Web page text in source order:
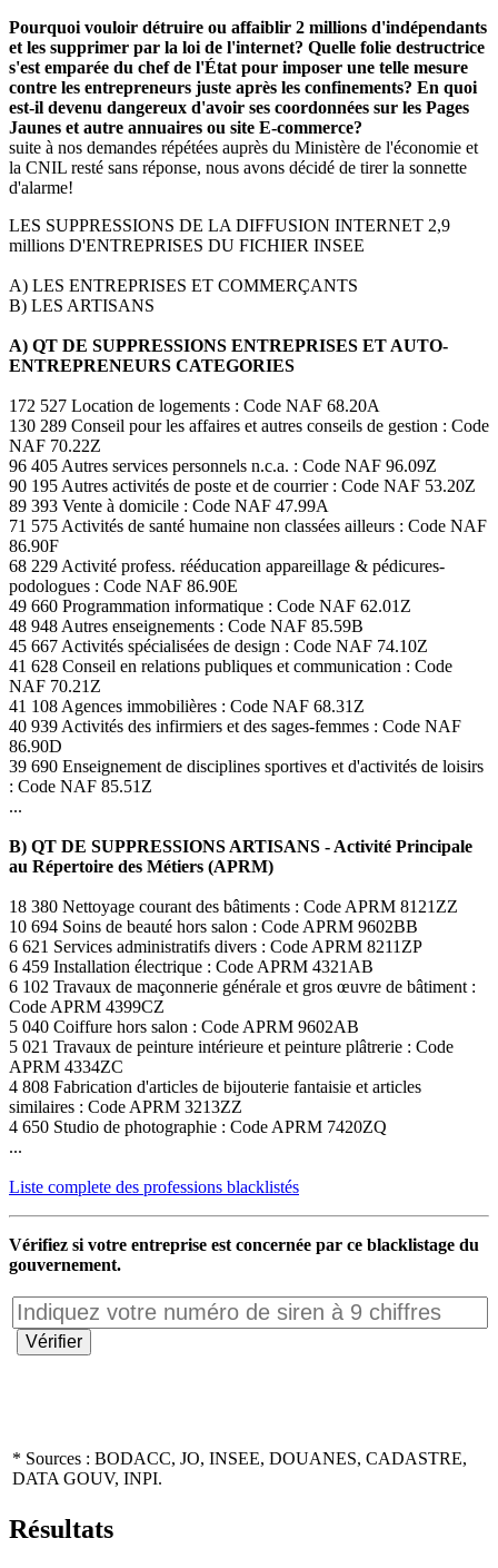
Pourquoi vouloir détruire ou affaiblir 2 millions d'indépendants
et les supprimer par la loi de l'internet? Quelle folie destructrice
s'est emparée du chef de l'État pour imposer une telle mesure
contre les entrepreneurs juste après les confinements? En quoi
est-il devenu dangereux d'avoir ses coordonnées sur les Pages
Jaunes et autre annuaires ou site E-commerce?
suite à nos demandes répétées auprès du Ministère de l'économie et
la CNIL resté sans réponse, nous avons décidé de tirer la sonnette
d'alarme!
LES SUPPRESSIONS DE LA DIFFUSION INTERNET 2,9
millions D'ENTREPRISES DU FICHIER INSEE
A) LES ENTREPRISES ET COMMERÇANTS
B) LES ARTISANS
A) QT DE SUPPRESSIONS ENTREPRISES ET AUTO-
ENTREPRENEURS CATEGORIES
172 527 Location de logements : Code NAF 68.20A
130 289 Conseil pour les affaires et autres conseils de gestion : Code
NAF 70.22Z
96 405 Autres services personnels n.c.a. : Code NAF 96.09Z
90 195 Autres activités de poste et de courrier : Code NAF 53.20Z
89 393 Vente à domicile : Code NAF 47.99A
71 575 Activités de santé humaine non classées ailleurs : Code NAF
86.90F
68 229 Activité profess. rééducation appareillage & pédicures-
podologues : Code NAF 86.90E
49 660 Programmation informatique : Code NAF 62.01Z
48 948 Autres enseignements : Code NAF 85.59B
45 667 Activités spécialisées de design : Code NAF 74.10Z
41 628 Conseil en relations publiques et communication : Code
NAF 70.21Z
41 108 Agences immobilières : Code NAF 68.31Z
40 939 Activités des infirmiers et des sages-femmes : Code NAF
86.90D
39 690 Enseignement de disciplines sportives et d'activités de loisirs
: Code NAF 85.51Z
...
B) QT DE SUPPRESSIONS ARTISANS - Activité Principale
au Répertoire des Métiers (APRM)
18 380 Nettoyage courant des bâtiments : Code APRM 8121ZZ
10 694 Soins de beauté hors salon : Code APRM 9602BB
6 621 Services administratifs divers : Code APRM 8211ZP
6 459 Installation électrique : Code APRM 4321AB
6 102 Travaux de maçonnerie générale et gros œuvre de bâtiment :
Code APRM 4399CZ
5 040 Coiffure hors salon : Code APRM 9602AB
5 021 Travaux de peinture intérieure et peinture plâtrerie : Code
APRM 4334ZC
4 808 Fabrication d'articles de bijouterie fantaisie et articles
similaires : Code APRM 3213ZZ
4 650 Studio de photographie : Code APRM 7420ZQ
...
Liste complete des professions blacklistés
Vérifiez si votre entreprise est concernée par ce blacklistage du
gouvernement.
* Sources : BODACC, JO, INSEE, DOUANES, CADASTRE,
DATA GOUV, INPI.
Résultats